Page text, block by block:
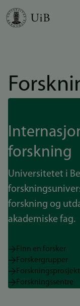
Hopp
forskning
Universitetet i
forskning og
akademiske fag.
Finn en forsker
Forskergrupper
Forskningssentre